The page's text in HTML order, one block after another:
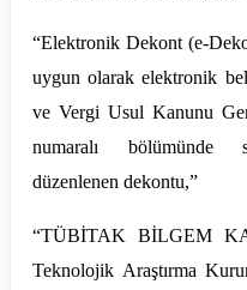
“Elektronik Dekont (e-
uygun olarak elektronik
ve Vergi Usul Kanunu
numaralı bölümünde
düzenlenen dekontu,”
“TÜBİTAK BİLGEM
Teknolojik Araştırma